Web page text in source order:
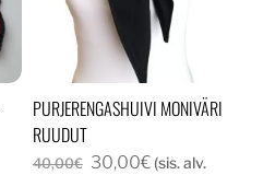
PURJERENGASHUIVI MONIVÄRI
RUUDUT
40,00€ Alkuperäinen
30,00€Nykyinen
(sis. alv.